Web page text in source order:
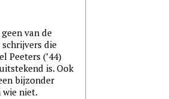
van de
die
Peeters (’44)
is. Ook
bijzonder
niet.